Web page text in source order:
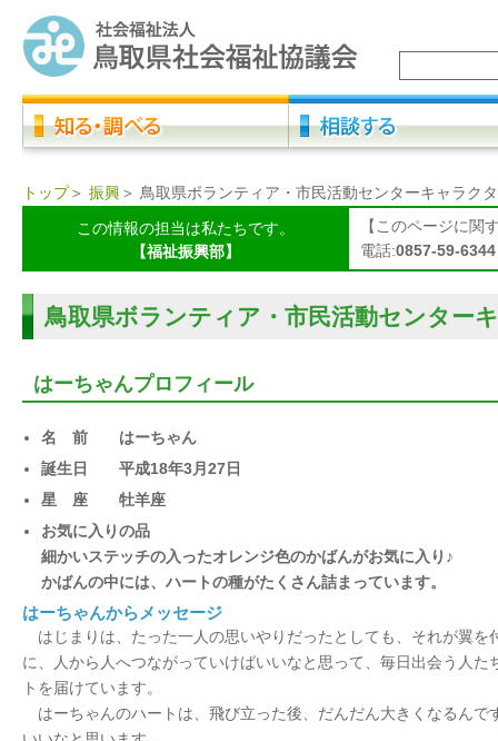
トップ＞ 振興＞ 鳥取県ボランティア・市民活動センターキャラク
この情報の担当は私たちです。
【福祉振興部】
【このページに関
電話:0857-59-6344
鳥取県ボランティア・市民活動センター
はーちゃんプロフィール
名 前 はーちゃん
誕生日 平成18年3月27日
星 座 牡羊座
お気に入りの品
細かいステッチの入ったオレンジ色のかばんがお気に入り♪
かばんの中には、ハートの種がたくさん詰まっています。
はーちゃんからメッセージ
はじまりは、たった一人の思いやりだったとしても、それが翼を
に、人から人へつながっていけばいいなと思って、毎日出会う人た
トを届けています。
はーちゃんのハートは、飛び立った後、だんだん大きくなるんで